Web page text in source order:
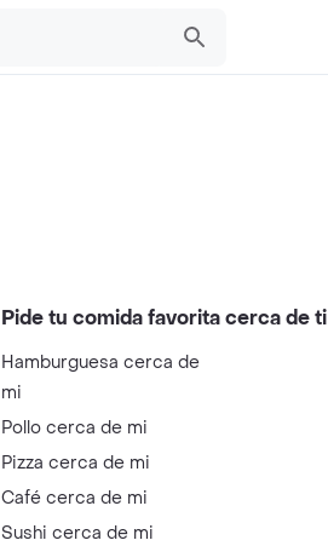
Pide tu comida favorita cerca de ti
Hamburguesa cerca de
mi
Pollo cerca de mi
Pizza cerca de mi
Café cerca de mi
Sushi cerca de mi